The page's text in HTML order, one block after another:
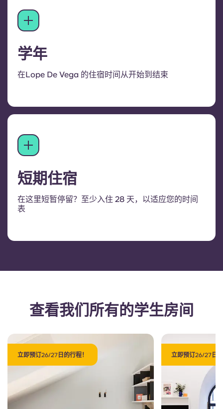
学年
在Lope De Vega 的住宿时间从开始到结束
短期住宿
在这里短暂停留？至少入住 28 天，以适应您的时间
表
查看我们所有的学生房间
立即预订26/27日的行程！ 立即预订26/27日